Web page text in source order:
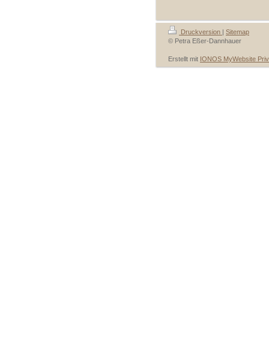
Druckversion | Sitemap
© Petra Eßer-Dannhauer
Erstellt mit IONOS MyWebsite